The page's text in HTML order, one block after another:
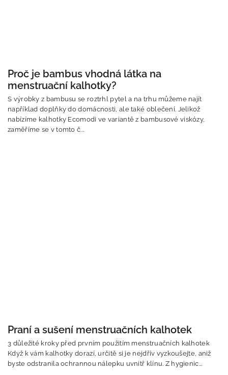
Proč je bambus vhodná látka na
menstruační kalhotky?
S výrobky z bambusu se roztrhl pytel a na trhu můžeme najít
například doplňky do domácnosti, ale také oblečení. Jelikož
nabízíme kalhotky Ecomodi ve variantě z bambusové viskózy,
zaměříme se v tomto č...
Praní a sušení menstruačních kalhotek
3 důležité kroky před prvním použitím menstruačních kalhotek
Když k vám kalhotky dorazí, určitě si je nejdřív vyzkoušejte, aniž
byste odstranila ochrannou nálepku uvnitř klínu. Z hygienic...